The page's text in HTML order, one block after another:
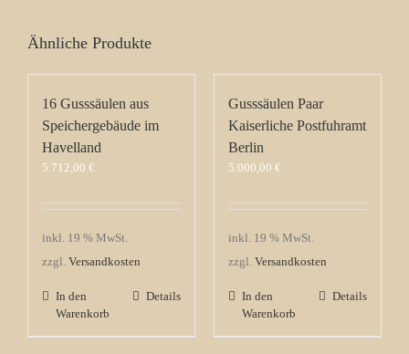
Ähnliche Produkte
16 Gusssäulen aus
Speichergebäude im
Havelland
5.712,00 €
inkl. 19 % MwSt.
zzgl. Versandkosten
In den
Warenkorb
Details
Gusssäulen Paar
Kaiserliche Postfuhramt
Berlin
5.000,00 €
inkl. 19 % MwSt.
zzgl. Versandkosten
In den
Warenkorb
Details